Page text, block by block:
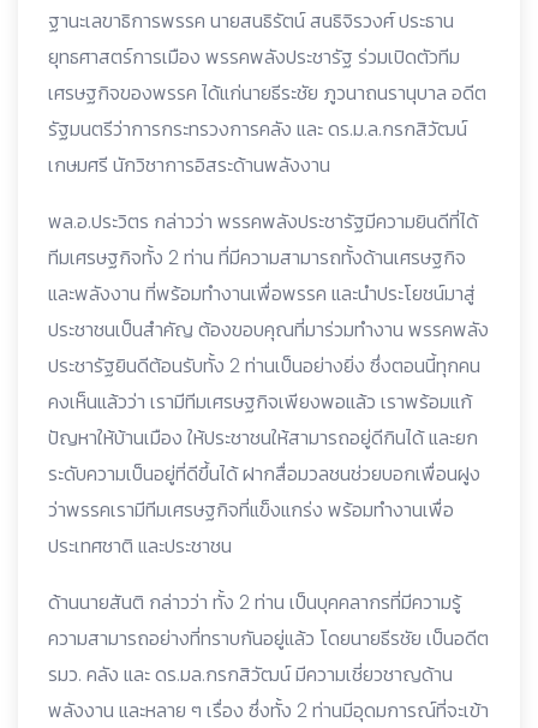
ฐานะเลขาธิการพรรค นายสนธิรัตน์ สนธิจิรวงศ์ ประธาน
ยุทธศาสตร์การเมือง พรรคพลังประชารัฐ ร่วมเปิดตัวทีม
เศรษฐกิจของพรรค ได้แก่นายธีระชัย ภูวนาถนรานุบาล อดีต
รัฐมนตรีว่าการกระทรวงการคลัง และ ดร.ม.ล.กรกสิวัฒน์
เกษมศรี นักวิชาการอิสระด้านพลังงาน
พล.อ.ประวิตร กล่าวว่า พรรคพลังประชารัฐมีความยินดีที่ได้
ทีมเศรษฐกิจทั้ง 2 ท่าน ที่มีความสามารถทั้งด้านเศรษฐกิจ
และพลังงาน ที่พร้อมทำงานเพื่อพรรค และนำประโยชน์มาสู่
ประชาชนเป็นสำคัญ ต้องขอบคุณที่มาร่วมทำงาน พรรคพลัง
ประชารัฐยินดีต้อนรับทั้ง 2 ท่านเป็นอย่างยิ่ง ซึ่งตอนนี้ทุกคน
คงเห็นแล้วว่า เรามีทีมเศรษฐกิจเพียงพอแล้ว เราพร้อมแก้
ปัญหาให้บ้านเมือง ให้ประชาชนให้สามารถอยู่ดีกินได้ และยก
ระดับความเป็นอยู่ที่ดีขึ้นได้ ฝากสื่อมวลชนช่วยบอกเพื่อนฝูง
ว่าพรรคเรามีทีมเศรษฐกิจที่แข็งแกร่ง พร้อมทำงานเพื่อ
ประเทศชาติ และประชาชน
ด้านนายสันติ กล่าวว่า ทั้ง 2 ท่าน เป็นบุคคลากรที่มีความรู้
ความสามารถอย่างที่ทราบกันอยู่แล้ว โดยนายธีรชัย เป็นอดีต
รมว. คลัง และ ดร.มล.กรกสิวัฒน์ มีความเชี่ยวชาญด้าน
พลังงาน และหลาย ๆ เรื่อง ซึ่งทั้ง 2 ท่านมีอุดมการณ์ที่จะเข้า